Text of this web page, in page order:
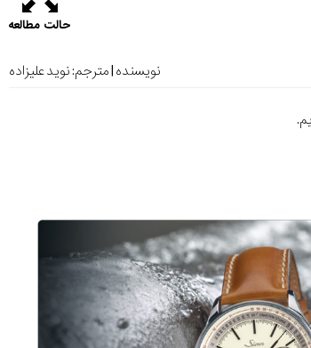
حالت مطالعه
نویسنده | مترجم:نوید علیزاده